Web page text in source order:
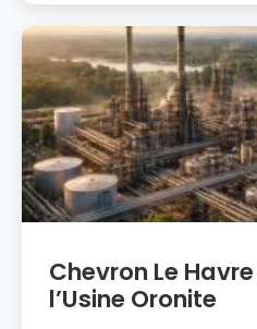
Chevron Le
l’Usine Oronite